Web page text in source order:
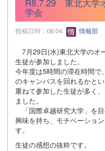
R8.7.29 東北大学
学会
投稿日時 : 08/04 情報部
7月29日(水)東北大学のオ
生徒が参加しました。
今年度は5時間の滞在時間
のキャンパスを回れるかと
重ねて参加した生徒が多く
ました。
「国際卓越研究大学」を
興味を持ち、モチベーショ
す。
生徒の感想の抜粋です。